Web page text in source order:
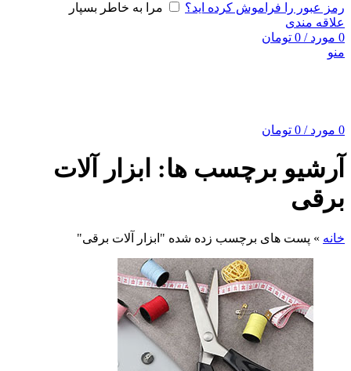
رمز عبور را فراموش کرده اید؟
مرا به خاطر بسپار
علاقه مندی
0 مورد /
0 تومان
منو
0 مورد /
0 تومان
آرشیو برچسب ها: ابزار آلات
برقی
خانه » پست های برچسب زده شده "ابزار آلات برقی"